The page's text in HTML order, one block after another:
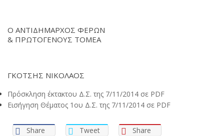
Ο ΑΝΤΙΔΗΜΑΡΧΟΣ ΦΕΡΩΝ
& ΠΡΩΤΟΓΕΝΟΥΣ ΤΟΜΕΑ
ΓΚΟΤΣΗΣ ΝΙΚΟΛΑΟΣ
Πρόσκληση έκτακτου Δ.Σ. της 7/11/2014 σε PDF
Εισήγηση Θέματος 1ου Δ.Σ. της 7/11/2014 σε PDF
Share Tweet Share